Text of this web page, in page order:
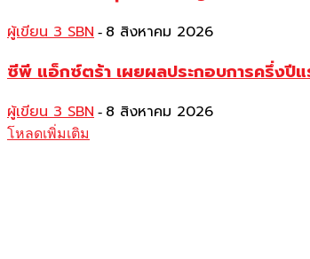
ผู้เขียน 3 SBN - 8 สิงหาคม 2026
ซีพี แอ็กซ์ตร้า เผยผลประกอบการครึ่งปี
ผู้เขียน 3 SBN - 8 สิงหาคม 2026
โหลดเพิ่มเติม